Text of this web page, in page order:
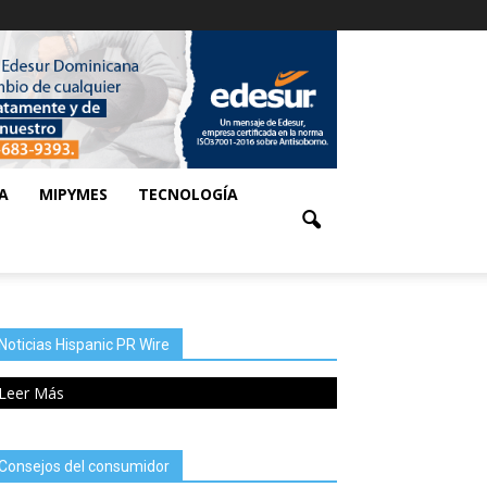
MIPYMES TECNOLOGÍA
Noticias Hispanic PR Wire
Leer Más
del consumidor